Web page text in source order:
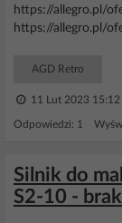
https://allegro.pl/
https://allegro.pl/
AGD Retro
11 Lut 2023 15:12
Odpowiedzi: 1
Silnik do
S2-10 -